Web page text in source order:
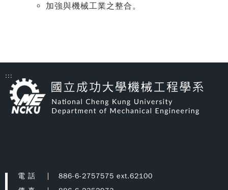
加強與機械工業之整合。
:::
電 話
886-6-2757575 ext.62100